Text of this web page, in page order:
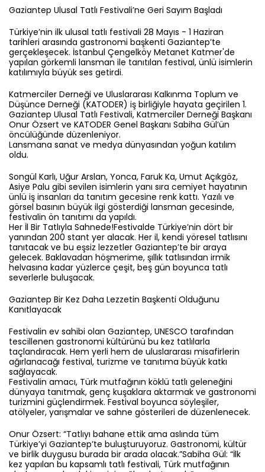
Gaziantep Ulusal Tatlı Festivali’ne Geri Sayım Başladı
Türkiye’nin ilk ulusal tatlı festivali 28 Mayıs - 1 Haziran
tarihleri arasında gastronomi başkenti Gaziantep’te
gerçekleşecek. İstanbul Çengelköy Metanet Katmer'de
yapılan görkemli lansman ile tanıtılan festival, ünlü isimlerin
katılımıyla büyük ses getirdi.
Katmerciler Derneği ve Uluslararası Kalkınma Toplum ve
Düşünce Derneği (KATODER) iş birliğiyle hayata geçirilen 1.
Gaziantep Ulusal Tatlı Festivali, Katmerciler Derneği Başkanı
Onur Özsert ve KATODER Genel Başkanı Sabiha Gül’ün
öncülüğünde düzenleniyor.
Lansmana sanat ve medya dünyasından yoğun katılım
oldu.
Songül Karlı, Uğur Arslan, Yonca, Faruk Ka, Umut Açıkgöz,
Asiye Palu gibi sevilen isimlerin yanı sıra cemiyet hayatının
ünlü iş insanları da tanıtım gecesine renk kattı. Yazılı ve
görsel basının büyük ilgi gösterdiği lansman gecesinde,
festivalin ön tanıtımı da yapıldı.
Her İl Bir Tatlıyla Sahnede!Festivalde Türkiye’nin dört bir
yanından 200 stant yer alacak. Her il, kendi yöresel tatlısını
tanıtacak ve bu eşsiz lezzetler Gaziantep’te bir araya
gelecek. Baklavadan höşmerime, şıllık tatlısından irmik
helvasına kadar yüzlerce çeşit, beş gün boyunca tatlı
severlerle buluşacak.
Gaziantep Bir Kez Daha Lezzetin Başkenti Olduğunu
Kanıtlayacak
Festivalin ev sahibi olan Gaziantep, UNESCO tarafından
tescillenen gastronomi kültürünü bu kez tatlılarla
taçlandıracak. Hem yerli hem de uluslararası misafirlerin
ağırlanacağı festival, turizme ve tanıtıma büyük katkı
sağlayacak.
Festivalin amacı, Türk mutfağının köklü tatlı geleneğini
dünyaya tanıtmak, genç kuşaklara aktarmak ve gastronomi
turizmini güçlendirmek. Festival boyunca söyleşiler,
atölyeler, yarışmalar ve sahne gösterileri de düzenlenecek.
Onur Özsert: “Tatlıyı bahane ettik ama aslında tüm
Türkiye’yi Gaziantep’te buluşturuyoruz. Gastronomi, kültür
ve birlik duygusu burada bir arada olacak.”Sabiha Gül: “İlk
kez yapılan bu kapsamlı tatlı festivali, Türk mutfağının